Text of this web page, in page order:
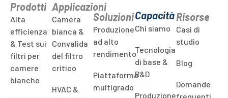
Prodotti
Alta
efficienza
& Test sui
filtri per
camere
bianche
Applicazioni
Camera
bianca &
Convalida
del filtro
critico
HVAC &
Soluzioni
Produzione
ad alto
rendimento
Piattaforma
multigrado
Capacità
Chi siamo
Tecnologia
di base &
R&D
Produzione
Risorse
Casi di
studio
Blog
Domande